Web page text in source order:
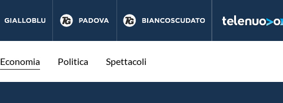
Economia Politica Spettacoli